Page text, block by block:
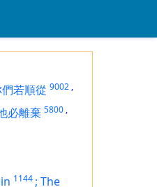
若順從 9002 ,
必離棄 5800 ,
1144 ; The